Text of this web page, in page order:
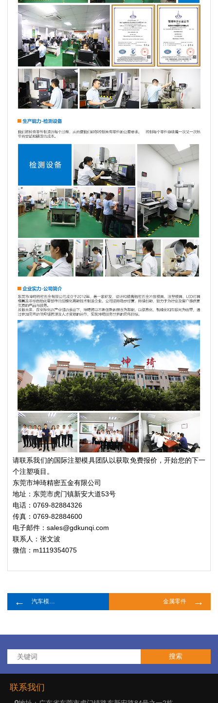
请联系我们的国际注塑模具团队以获取免费报价，开始您的下一
个注塑项目。
东莞市坤琦精密五金有限公司
地址：东莞市虎门镇新安大道53号
电话：0769-82884326
传真：0769-82884600
电子邮件：sales@gdkunqi.com
联系人：张文波
微信：m1119354075
← 金属零件 →
联系我们